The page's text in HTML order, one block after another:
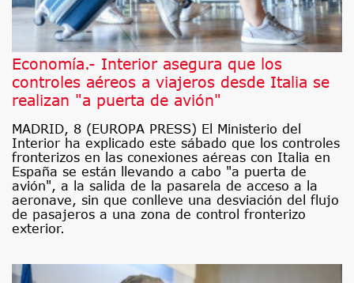
Economía.- Interior asegura que los
controles aéreos a viajeros desde Italia se
realizan "a puerta de avión"
MADRID, 8 (EUROPA PRESS) El Ministerio del
Interior ha explicado este sábado que los controles
fronterizos en las conexiones aéreas con Italia en
España se están llevando a cabo "a puerta de
avión", a la salida de la pasarela de acceso a la
aeronave, sin que conlleve una desviación del flujo
de pasajeros a una zona de control fronterizo
exterior.